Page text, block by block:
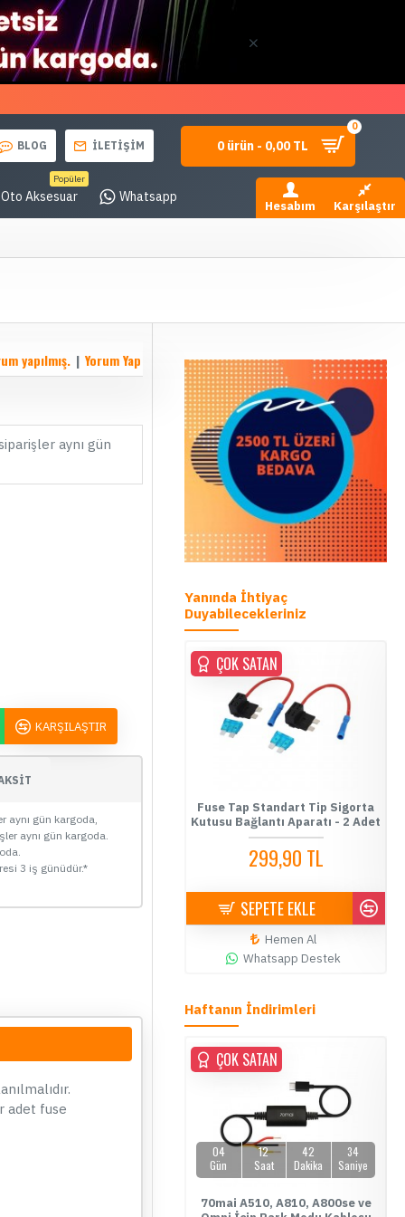
BLOG İLETİŞİM 0 ürün - 0,00 TL
0
Oto Aksesuar
Popüler
Whatsapp
Hesabım Karşılaştır
yapılmış. | Yorum Yap
aynı gün
KARŞILAŞTIR
aynı gün kargoda,
aynı gün kargoda.
3 iş günüdür.*
adet fuse
Yanında İhtiyaç
Duyabilecekleriniz
Bağlantı Aparatı - 2 Adet
299,90 TL
SEPETE EKLE
ÇOK SATAN
Fuse Tap Standart Tip Sigorta
Kutusu Bağlantı Aparatı - 2 Adet
299,90 TL
SEPETE EKLE
Hemen Al
Whatsapp Destek
Haftanın İndirimleri
ÇOK SATAN
ÇOK SATAN ÇOK SATAN
04
Gün
12
Saat
42
Dakika
33
Saniye
70mai A510, A810, A800se ve